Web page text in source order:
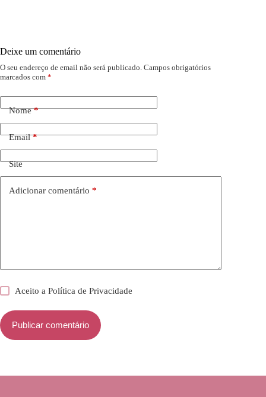
Deixe um comentário
O seu endereço de email não será publicado. Campos obrigatórios
marcados com *
Nome*
Email*
Site
Adicionar comentário *
Aceito aPolítica de Privacidade
Publicar comentário